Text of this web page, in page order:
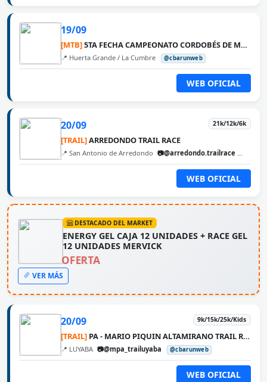
19/09
[MTB]5TA FECHA CAMPEONATO CORDOBÉS DE MTB 2026 - LA VUELTA
📍 Huerta Grande / La Cumbre @cbarunweb
WEB OFICIAL
20/09 21k/12k/6k
[TRAIL]ARREDONDO TRAIL RACE
📍 San Antonio de Arredondo 📷@arredondo.trailrace
WEB OFICIAL
DESTACADO DEL MARKET
ENERGY GEL CAJA 12 UNIDADES + RACE GEL
12 UNIDADES MERVICK
OFERTA
VER MÁS
20/09 9k/15k/25k/Kids
[TRAIL] PA - MARIO PIQUIN ALTAMIRANO TRAIL RUNNING
📍 LUYABA 📷@mpa_trailuyaba @cbarunweb
WEB OFICIAL